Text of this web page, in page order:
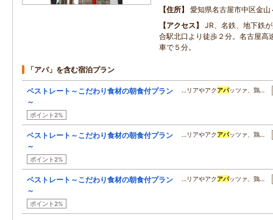
住所
愛知県名古屋市中区金山
アクセス
JR、名鉄、地下鉄
合駅北口より徒歩２分。名古屋高
車で５分。
「アパ」を含む宿泊プラン
ベストレート～こだわり食材の朝食付プラン
～
ポイント2%
…リアやアクアパッツァ、鶏…
ベストレート～こだわり食材の朝食付プラン
～
ポイント2%
…リアやアクアパッツァ、鶏…
ベストレート～こだわり食材の朝食付プラン
～
ポイント2%
…リアやアクアパッツァ、鶏…